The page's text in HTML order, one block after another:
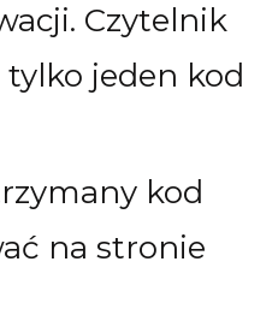
Czytelnik
jeden kod
kod
na stronie